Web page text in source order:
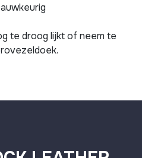
te droog lijkt of neem te